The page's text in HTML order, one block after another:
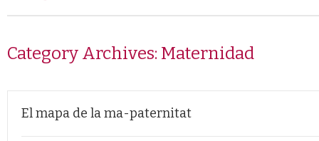
Category Archives: Maternidad
El mapa de la ma-paternitat